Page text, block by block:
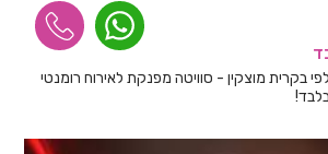
בקרית מוצקין - סוויטה מפנקת לאירוח רומנטי